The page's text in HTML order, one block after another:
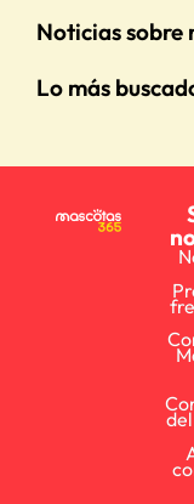
Noticias sobre
Lo más